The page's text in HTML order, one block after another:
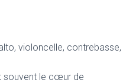
violoncelle, contrebasse,
souvent le cœur de